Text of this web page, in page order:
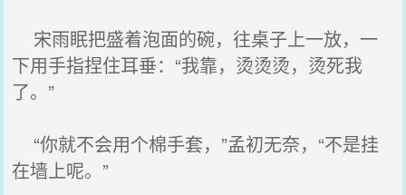
宋雨眠把盛着泡面的碗，往桌子上一放，一
下用手指捏住耳垂：“我靠，烫烫烫，烫死我
了。”
“你就不会用个棉手套，”孟初无奈，“不是挂
在墙上呢。”